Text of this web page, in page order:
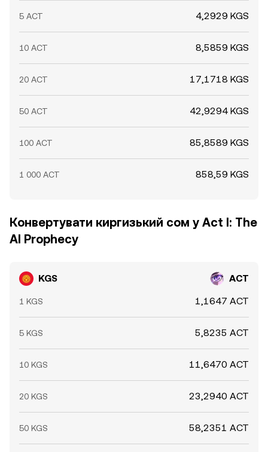
5 ACT 4,2929 KGS
10 ACT 8,5859 KGS
20 ACT 17,1718 KGS
50 ACT 42,9294 KGS
100 ACT 85,8589 KGS
1 000 ACT 858,59 KGS
Конвертувати киргизький сом у Act I: The
AI Prophecy
KGS ACT
1 KGS 1,1647 ACT
5 KGS 5,8235 ACT
10 KGS 11,6470 ACT
20 KGS 23,2940 ACT
50 KGS 58,2351 ACT